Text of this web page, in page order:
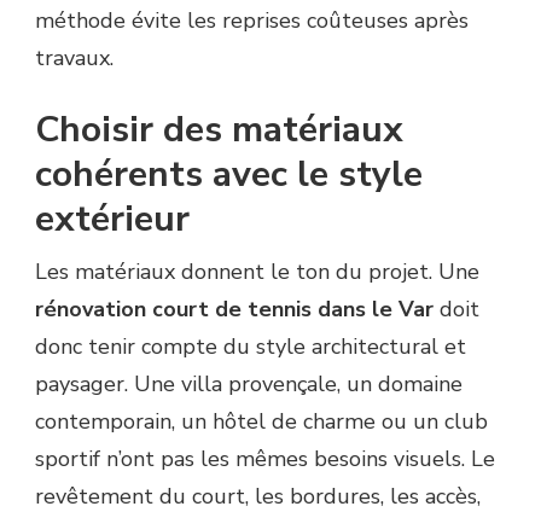
méthode évite les reprises coûteuses après
travaux.
Choisir des matériaux
cohérents avec le style
extérieur
Les matériaux donnent le ton du projet. Une
rénovation court de tennis dans le Var doit
donc tenir compte du style architectural et
paysager. Une villa provençale, un domaine
contemporain, un hôtel de charme ou un club
sportif n’ont pas les mêmes besoins visuels. Le
revêtement du court, les bordures, les accès,